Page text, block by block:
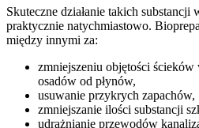
Skuteczne działanie takich
praktycznie natychmiastowo.
między innymi za:
zmniejszeniu objętości
osadów od płynów,
usuwanie przykrych zapachów,
zmniejszanie ilości substancji
udrażnianie przewodów